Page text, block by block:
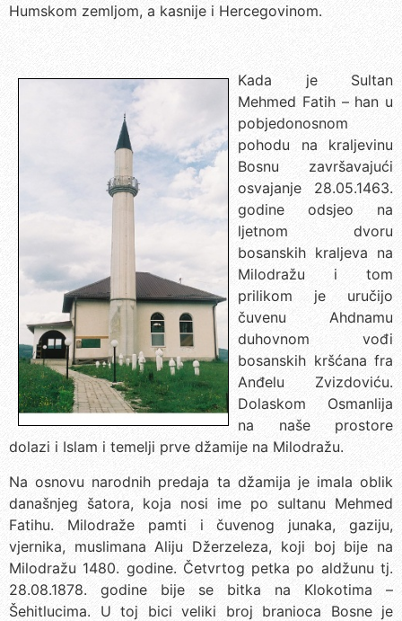
Humskom zemljom, a kasnije i Hercegovinom.
Kada je Sultan
Mehmed Fatih – han u
pobjedonosnom
pohodu na kraljevinu
Bosnu završavajući
osvajanje 28.05.1463.
godine odsjeo na
ljetnom dvoru
bosanskih kraljeva na
Milodražu i tom
prilikom je uručijo
čuvenu Ahdnamu
duhovnom vođi
bosanskih kršćana fra
Anđelu Zvizdoviću.
Dolaskom Osmanlija
na naše prostore
dolazi i Islam i temelji prve džamije na Milodražu.
Na osnovu narodnih predaja ta džamija je imala oblik
današnjeg šatora, koja nosi ime po sultanu Mehmed
Fatihu. Milodraže pamti i čuvenog junaka, gaziju,
vjernika, muslimana Aliju Džerzeleza, koji boj bije na
Milodražu 1480. godine. Četvrtog petka po aldžunu tj.
28.08.1878. godine bije se bitka na Klokotima –
Šehitlucima. U toj bici veliki broj branioca Bosne je